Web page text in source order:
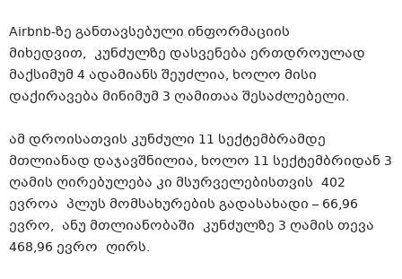
Airbnb-ზე განთავსებული ინფორმაციის
მიხედვით, კუნძულზე დასვენება ერთდროულად
მაქსიმუმ 4 ადამიანს შეუძლია, ხოლო მისი
დაქირავება მინიმუმ 3 ღამითაა შესაძლებელი.
ამ დროისათვის კუნძული 11 სექტემბრამდე
მთლიანად დაჯავშნილია, ხოლო 11 სექტემბრიდან 3
ღამის ღირებულება კი მსურველებისთვის 402
ევროა პლუს მომსახურების გადასახადი – 66,96
ევრო, ანუ მთლიანობაში კუნძულზე 3 ღამის თევა
468,96 ევრო ღირს.